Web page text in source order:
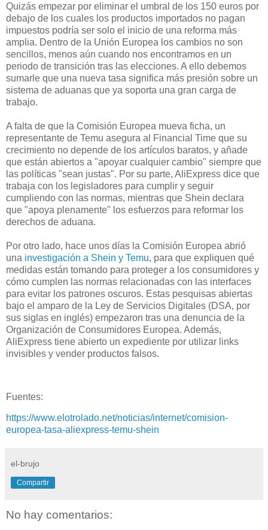
Quizás empezar por eliminar el umbral de los 150 euros por
debajo de los cuales los productos importados no pagan
impuestos podría ser solo el inicio de una reforma más
amplia. Dentro de la Unión Europea los cambios no son
sencillos, menos aún cuando nos encontramos en un
periodo de transición tras las elecciones. A ello debemos
sumarle que una nueva tasa significa más presión sobre un
sistema de aduanas que ya soporta una gran carga de
trabajo.
A falta de que la Comisión Europea mueva ficha, un
representante de Temu asegura al Financial Time que su
crecimiento no depende de los artículos baratos, y añade
que están abiertos a "apoyar cualquier cambio" siempre que
las políticas "sean justas". Por su parte, AliExpress dice que
trabaja con los legisladores para cumplir y seguir
cumpliendo con las normas, mientras que Shein declara
que "apoya plenamente" los esfuerzos para reformar los
derechos de aduana.
Por otro lado, hace unos días la Comisión Europea abrió
una investigación a Shein y Temu, para que expliquen qué
medidas están tomando para proteger a los consumidores y
cómo cumplen las normas relacionadas con las interfaces
para evitar los patrones oscuros. Estas pesquisas abiertas
bajo el amparo de la Ley de Servicios Digitales (DSA, por
sus siglas en inglés) empezaron tras una denuncia de la
Organización de Consumidores Europea. Además,
AliExpress tiene abierto un expediente por utilizar links
invisibles y vender productos falsos.
Fuentes:
https://www.elotrolado.net/noticias/internet/comision-
europea-tasa-aliexpress-temu-shein
el-brujo
Compartir
No hay comentarios: